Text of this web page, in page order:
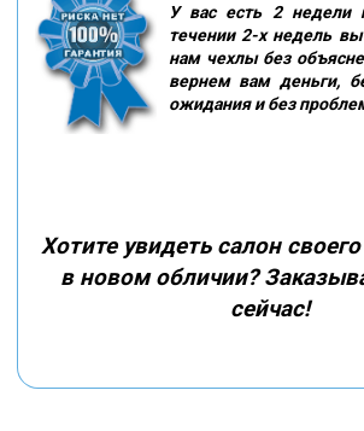
У вас есть 2 недели
течении 2-х недель
нам чехлы без
вернем вам деньги,
ожидания и без
Хотите увидеть салон
в новом обличии?
сейчас!